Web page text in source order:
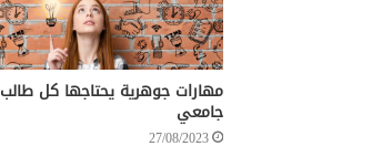
مهارات جوهرية يحتاجها كل طالب
جامعي
27/08/2023